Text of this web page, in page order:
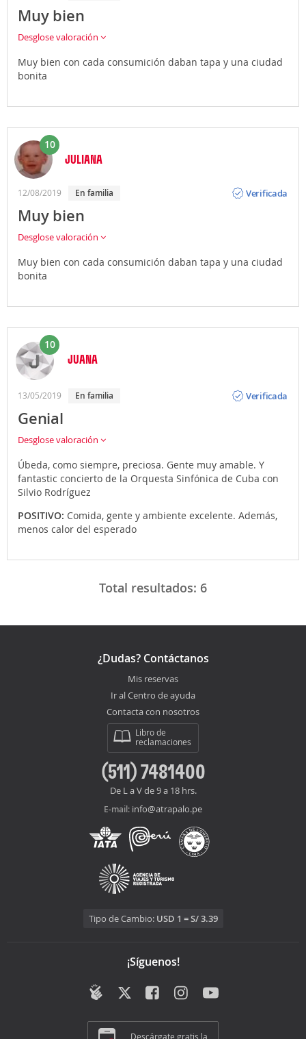
Muy bien
Desglose valoración
Muy bien con cada consumición daban tapa y una ciudad
bonita
10
JULIANA
12/08/2019 En familia
Verificada
Muy bien
Desglose valoración
Muy bien con cada consumición daban tapa y una ciudad
bonita
10
JUANA
13/05/2019 En familia
Verificada
Genial
Desglose valoración
Úbeda, como siempre, preciosa. Gente muy amable. Y
fantastic concierto de la Orquesta Sinfónica de Cuba con
Silvio Rodríguez
POSITIVO: Comida, gente y ambiente excelente. Además,
menos calor del esperado
Total resultados: 6
¿Dudas? Contáctanos
Mis reservas
Ir al Centro de ayuda
Contacta con nosotros
Libro de
reclamaciones
(511) 7481400
De L a V de 9 a 18 hrs.
E-mail: info@atrapalo.pe
Tipo de Cambio: USD 1 = S/ 3.39
¡Síguenos!
Descárgate gratis la